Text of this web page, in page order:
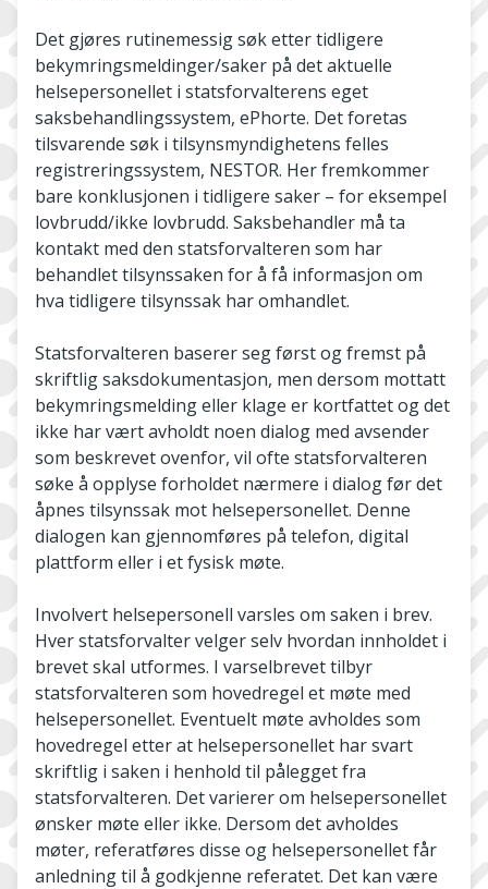
Det gjøres rutinemessig søk etter tidligere
bekymringsmeldinger/saker på det aktuelle
helsepersonellet i statsforvalterens eget
saksbehandlingssystem, ePhorte. Det foretas
tilsvarende søk i tilsynsmyndighetens felles
registreringssystem, NESTOR. Her fremkommer
bare konklusjonen i tidligere saker – for eksempel
lovbrudd/ikke lovbrudd. Saksbehandler må ta
kontakt med den statsforvalteren som har
behandlet tilsynssaken for å få informasjon om
hva tidligere tilsynssak har omhandlet.
Statsforvalteren baserer seg først og fremst på
skriftlig saksdokumentasjon, men dersom mottatt
bekymringsmelding eller klage er kortfattet og det
ikke har vært avholdt noen dialog med avsender
som beskrevet ovenfor, vil ofte statsforvalteren
søke å opplyse forholdet nærmere i dialog før det
åpnes tilsynssak mot helsepersonellet. Denne
dialogen kan gjennomføres på telefon, digital
plattform eller i et fysisk møte.
Involvert helsepersonell varsles om saken i brev.
Hver statsforvalter velger selv hvordan innholdet i
brevet skal utformes. I varselbrevet tilbyr
statsforvalteren som hovedregel et møte med
helsepersonellet. Eventuelt møte avholdes som
hovedregel etter at helsepersonellet har svart
skriftlig i saken i henhold til pålegget fra
statsforvalteren. Det varierer om helsepersonellet
ønsker møte eller ikke. Dersom det avholdes
møter, referatføres disse og helsepersonellet får
anledning til å godkjenne referatet. Det kan være